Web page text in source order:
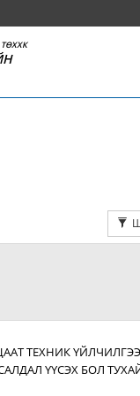
ТЕХНИК
ҮҮСЭХ БОЛ